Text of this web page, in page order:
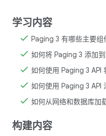
学习内容
Paging 3 有哪些主要组
如何将 Paging 3 添加到
如何使用 Paging 3 API
如何使用 Paging 3 API
如何从网络和数据库加
构建内容